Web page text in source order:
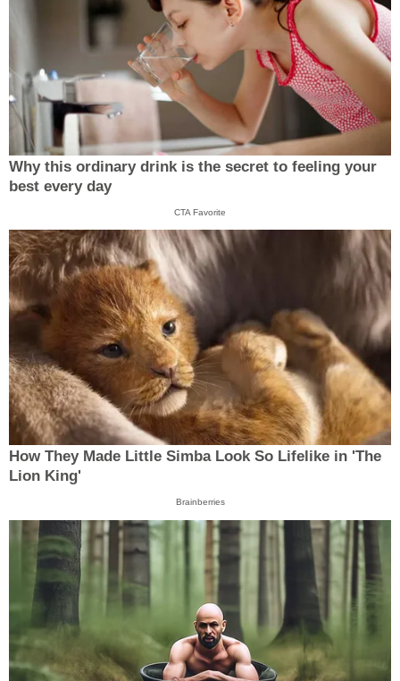
Why this ordinary drink is the secret to feeling your
best every day
CTA Favorite
How They Made Little Simba Look So Lifelike in 'The
Lion King'
Brainberries